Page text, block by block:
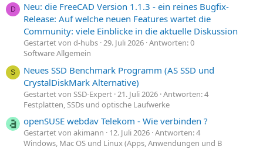
D
Neu: die FreeCAD Version 1.1.3 - ein reines Bugfix-
Release: Auf welche neuen Features wartet die
Community: viele Einblicke in die aktuelle Diskussion
Gestartet von d-hubs 29. Juli 2026 Antworten: 0
Software Allgemein
S
Neues SSD Benchmark Programm (AS SSD und
CrystalDiskMark Alternative)
Gestartet von SSD-Expert 21. Juli 2026 Antworten: 4
Festplatten, SSDs und optische Laufwerke
openSUSE webdav Telekom - Wie verbinden ?
Gestartet von akimann 12. Juli 2026 Antworten: 4
Windows, Mac OS und Linux (Apps, Anwendungen und B